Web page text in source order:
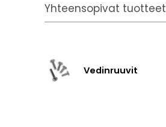
Yhteensopivat tuotteet
Vedinruuvit